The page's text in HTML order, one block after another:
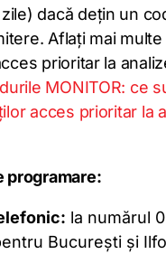
dacă dețin un
Aflați mai
prioritar la
MONITOR: ce
acces prioritar la
programare:
la numărul
București și